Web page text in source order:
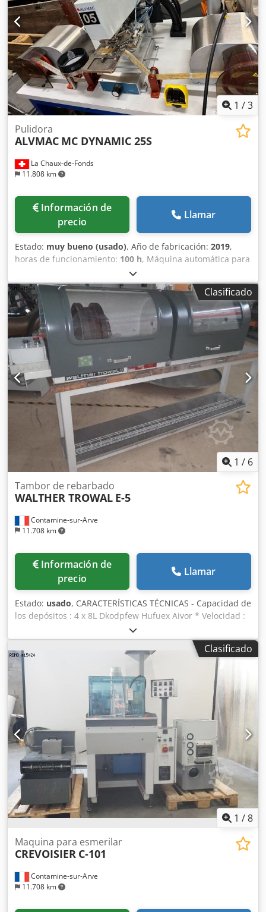
1 /3
La Chaux-de-Fonds
11.808 km
Pulidora
ALVMAC MC DYNAMIC 25S
Información de
precio
Llamar
Estado: muy bueno (usado), Año de fabricación: 2019,
horas de funcionamiento: 100 h, Máquina automática para
el centrado de ruedas. Dkodpszhtb Iofx Aivor
Clasificado
1 / 6
Contamine-sur-Arve
11.708 km
Tambor de rebarbado
WALTHER TROWAL E-5
Información de
precio
Llamar
Estado: usado, CARACTERÍSTICAS TÉCNICAS - Capacidad de
los depósitos : 4 x 8L Dkodpfew Hufuex Aivor * Velocidad :
23-132 [Rev./min] * Potencia : 0,25 |kW] - Diámetro del
tambor : 402.5 [mm] - Volumen útil : 14 [l]
Clasificado
1 /8
Contamine-sur-Arve
11.708 km
Maquina para esmerilar
CREVOISIER C-101